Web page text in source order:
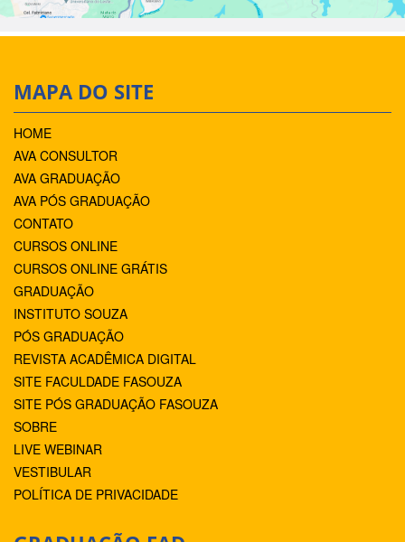
MAPA DO SITE
HOME
AVA CONSULTOR
AVA GRADUAÇÃO
AVA PÓS GRADUAÇÃO
CONTATO
CURSOS ONLINE
CURSOS ONLINE GRÁTIS
GRADUAÇÃO
INSTITUTO SOUZA
PÓS GRADUAÇÃO
REVISTA ACADÊMICA DIGITAL
SITE FACULDADE FASOUZA
SITE PÓS GRADUAÇÃO FASOUZA
SOBRE
LIVE WEBINAR
VESTIBULAR
POLÍTICA DE PRIVACIDADE